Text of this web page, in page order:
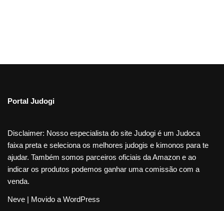
Portal Judogi
Disclaimer: Nosso especialista do site Judogi é um Judoca
faixa preta e seleciona os melhores judogis e kimonos para te
ajudar. Também somos parceiros oficiais da Amazon e ao
indicar os produtos podemos ganhar uma comissão com a
venda.
Neve | Movido a WordPress